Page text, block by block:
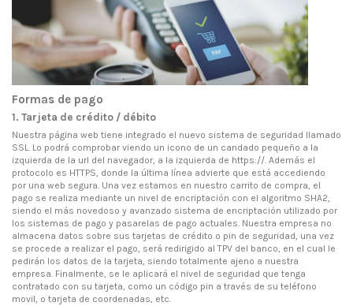
Formas de pago
1. Tarjeta de crédito / débito
Nuestra página web tiene integrado el nuevo sistema de seguridad llamado
SSL. Lo podrá comprobar viendo un icono de un candado pequeño a la
izquierda de la url del navegador, a la izquierda de https://. Además el
protocolo es HTTPS, donde la última línea advierte que está accediendo
por una web segura. Una vez estamos en nuestro carrito de compra, el
pago se realiza mediante un nivel de encriptación con el algoritmo SHA2,
siendo el más novedoso y avanzado sistema de encriptación utilizado por
los sistemas de pago y pasarelas de pago actuales. Nuestra empresa no
almacena datos sobre sus tarjetas de crédito o pin de seguridad, una vez
se procede a realizar el pago, será redirigido al TPV del banco, en el cual le
pedirán los datos de la tarjeta, siendo totalmente ajeno a nuestra
empresa. Finalmente, se le aplicará el nivel de seguridad que tenga
contratado con su tarjeta, como un código pin a través de su teléfono
movil, o tarjeta de coordenadas, etc.